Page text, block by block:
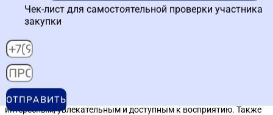
Яндекс
Эльвира Р.
Хочу выразить благодарность за возможность пройти обучение
в Высшей школе закупок. Отличная возможность получить
знания в новой для себя сфере. Учебный процесс был
интересным, увлекательным и доступным к восприятию. Также